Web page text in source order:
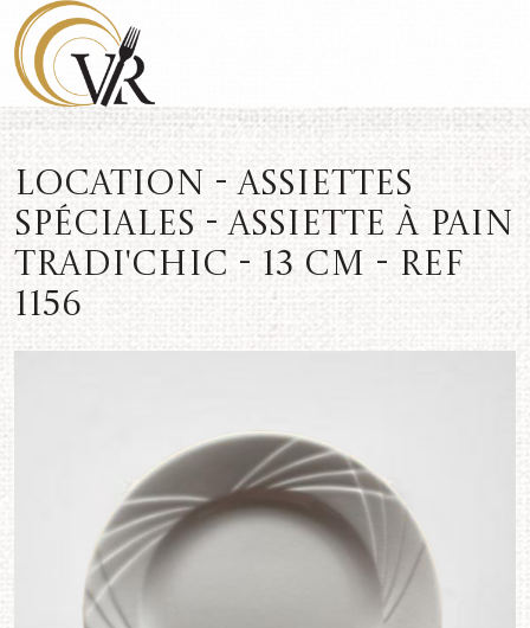
Location - Assiettes
spéciales - Assiette à pain
Tradi'Chic - 13 cm - REF
1156